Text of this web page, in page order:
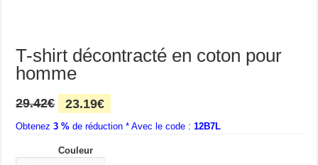
T-shirt décontracté en coton pour
homme
29.42€
Le
prix
initial
29.42€.
23.19€
prix
actuel
Obtenez3 % de réduction * Avec le code :12B7L
Couleur